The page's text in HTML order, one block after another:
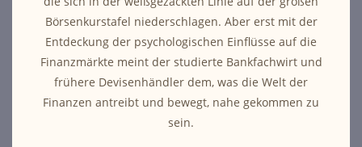
Börsenkurstafel niederschlagen. Aber erst mit der
Entdeckung der psychologischen Einflüsse auf die
Finanzmärkte meint der studierte Bankfachwirt und
frühere Devisenhändler dem, was die Welt der
Finanzen antreibt und bewegt, nahe gekommen zu
sein.